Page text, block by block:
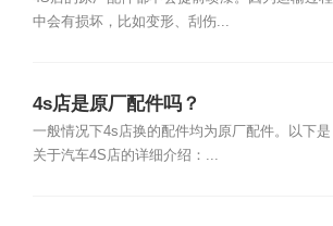
中会有损坏，比如变形、刮伤...
4s店是原厂配件吗？
一般情况下4s店换的配件均为原厂配件。以下是
关于汽车4S店的详细介绍：...